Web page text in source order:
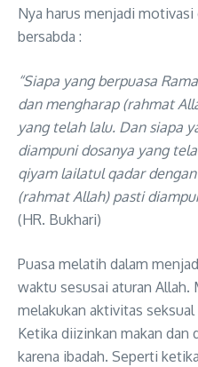
Nya harus menjadi motivasi
bersabda :
“Siapa yang berpuasa
dan mengharap (rahmat
yang telah lalu. Dan siapa
diampuni dosanya yang
qiyam lailatul qadar
(rahmat Allah) pasti
(HR. Bukhari)
Puasa melatih dalam
waktu sesusai aturan Allah.
melakukan aktivitas
Ketika diizinkan makan dan
karena ibadah. Seperti